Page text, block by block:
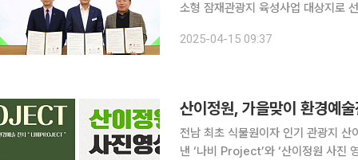
소형 잠재관광지 육성사업 대상지로 선정됐다고 15일 밝혔
올해 대상지로 선정된 산이정원은 1
2025-04-15 09:37
산이정원, 가을맞이 환경예
전남 최초 식물원이자 인기 관광지 산
낸 ‘나비 Project’와 ‘산이정원 사진 영상 공